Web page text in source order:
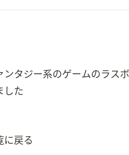
ンタジー系のゲームのラス
した
戻る